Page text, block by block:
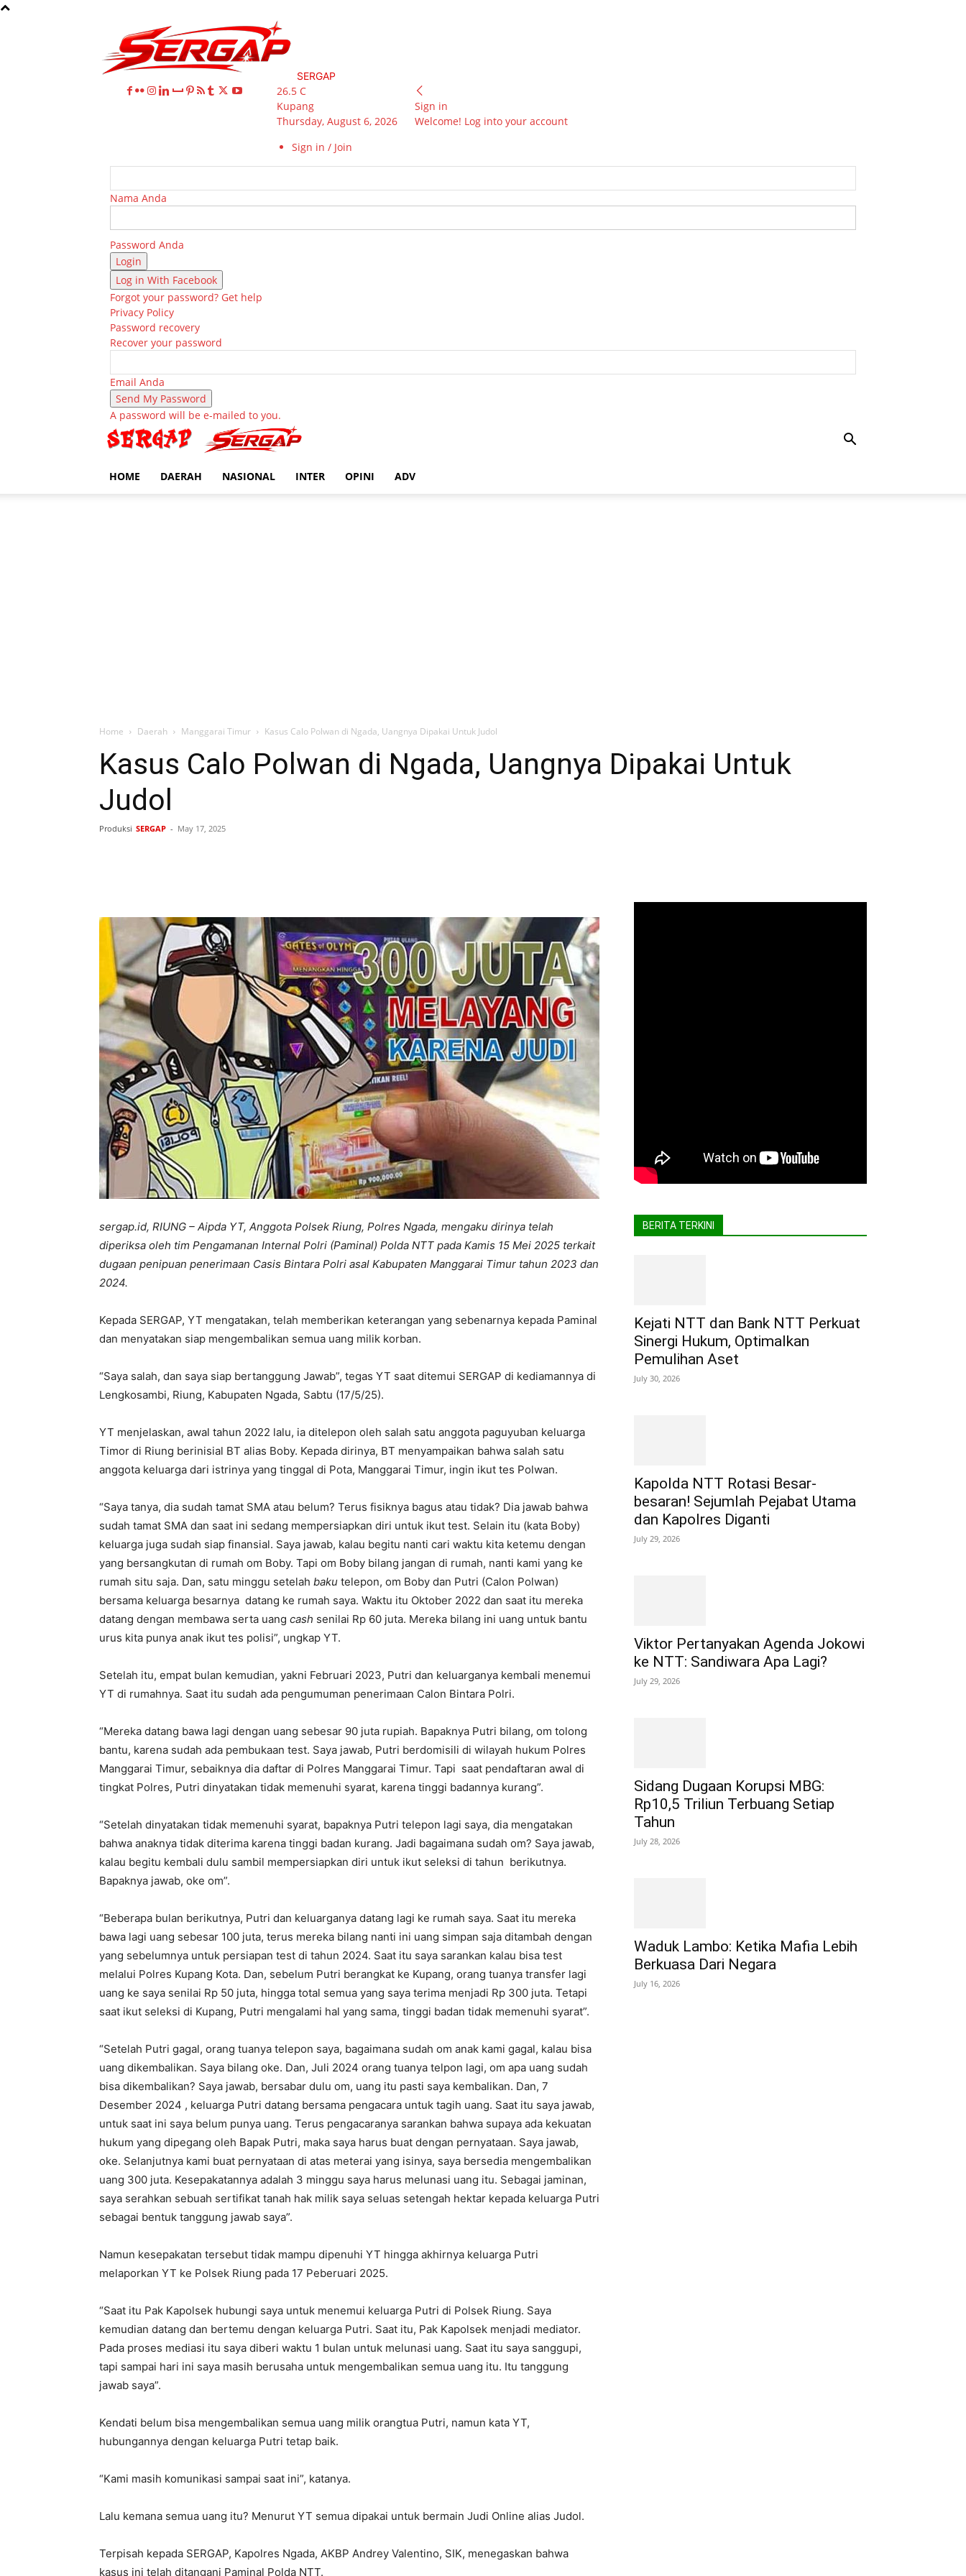
SERGAP
26.5 C
Kupang
Thursday, August 6, 2026
Sign in / Join
Sign in
Welcome! Log into your account
Nama Anda
Password Anda
Log in With Facebook
Forgot your password? Get help
Privacy Policy
Password recovery
Recover your password
Email Anda
A password will be e-mailed to you.
HOME DAERAH NASIONAL INTER OPINI ADV
Home Daerah Manggarai Timur Kasus Calo Polwan di Ngada, Uangnya Dipakai Untuk Judol
Kasus Calo Polwan di Ngada, Uangnya Dipakai Untuk
Judol
Produksi SERGAP - May 17, 2025
sergap.id, RIUNG – Aipda YT, Anggota Polsek Riung, Polres Ngada, mengaku dirinya telah
diperiksa oleh tim Pengamanan Internal Polri (Paminal) Polda NTT pada Kamis 15 Mei 2025 terkait
dugaan penipuan penerimaan Casis Bintara Polri asal Kabupaten Manggarai Timur tahun 2023 dan
2024.
Kepada SERGAP, YT mengatakan, telah memberikan keterangan yang sebenarnya kepada Paminal
dan menyatakan siap mengembalikan semua uang milik korban.
“Saya salah, dan saya siap bertanggung Jawab”, tegas YT saat ditemui SERGAP di kediamannya di
Lengkosambi, Riung, Kabupaten Ngada, Sabtu (17/5/25).
YT menjelaskan, awal tahun 2022 lalu, ia ditelepon oleh salah satu anggota paguyuban keluarga
Timor di Riung berinisial BT alias Boby. Kepada dirinya, BT menyampaikan bahwa salah satu
anggota keluarga dari istrinya yang tinggal di Pota, Manggarai Timur, ingin ikut tes Polwan.
“Saya tanya, dia sudah tamat SMA atau belum? Terus fisiknya bagus atau tidak? Dia jawab bahwa
sudah tamat SMA dan saat ini sedang mempersiapkan diri untuk ikut test. Selain itu (kata Boby)
keluarga juga sudah siap finansial. Saya jawab, kalau begitu nanti cari waktu kita ketemu dengan
yang bersangkutan di rumah om Boby. Tapi om Boby bilang jangan di rumah, nanti kami yang ke
rumah situ saja. Dan, satu minggu setelah baku telepon, om Boby dan Putri (Calon Polwan)
bersama keluarga besarnya datang ke rumah saya. Waktu itu Oktober 2022 dan saat itu mereka
datang dengan membawa serta uang cash senilai Rp 60 juta. Mereka bilang ini uang untuk bantu
urus kita punya anak ikut tes polisi”, ungkap YT.
Setelah itu, empat bulan kemudian, yakni Februari 2023, Putri dan keluarganya kembali menemui
YT di rumahnya. Saat itu sudah ada pengumuman penerimaan Calon Bintara Polri.
“Mereka datang bawa lagi dengan uang sebesar 90 juta rupiah. Bapaknya Putri bilang, om tolong
bantu, karena sudah ada pembukaan test. Saya jawab, Putri berdomisili di wilayah hukum Polres
Manggarai Timur, sebaiknya dia daftar di Polres Manggarai Timur. Tapi saat pendaftaran awal di
tingkat Polres, Putri dinyatakan tidak memenuhi syarat, karena tinggi badannya kurang”.
“Setelah dinyatakan tidak memenuhi syarat, bapaknya Putri telepon lagi saya, dia mengatakan
bahwa anaknya tidak diterima karena tinggi badan kurang. Jadi bagaimana sudah om? Saya jawab,
kalau begitu kembali dulu sambil mempersiapkan diri untuk ikut seleksi di tahun berikutnya.
Bapaknya jawab, oke om”.
“Beberapa bulan berikutnya, Putri dan keluarganya datang lagi ke rumah saya. Saat itu mereka
bawa lagi uang sebesar 100 juta, terus mereka bilang nanti ini uang simpan saja ditambah dengan
yang sebelumnya untuk persiapan test di tahun 2024. Saat itu saya sarankan kalau bisa test
melalui Polres Kupang Kota. Dan, sebelum Putri berangkat ke Kupang, orang tuanya transfer lagi
uang ke saya senilai Rp 50 juta, hingga total semua yang saya terima menjadi Rp 300 juta. Tetapi
saat ikut seleksi di Kupang, Putri mengalami hal yang sama, tinggi badan tidak memenuhi syarat”.
“Setelah Putri gagal, orang tuanya telepon saya, bagaimana sudah om anak kami gagal, kalau bisa
uang dikembalikan. Saya bilang oke. Dan, Juli 2024 orang tuanya telpon lagi, om apa uang sudah
bisa dikembalikan? Saya jawab, bersabar dulu om, uang itu pasti saya kembalikan. Dan, 7
Desember 2024 , keluarga Putri datang bersama pengacara untuk tagih uang. Saat itu saya jawab,
untuk saat ini saya belum punya uang. Terus pengacaranya sarankan bahwa supaya ada kekuatan
hukum yang dipegang oleh Bapak Putri, maka saya harus buat dengan pernyataan. Saya jawab,
oke. Selanjutnya kami buat pernyataan di atas meterai yang isinya, saya bersedia mengembalikan
uang 300 juta. Kesepakatannya adalah 3 minggu saya harus melunasi uang itu. Sebagai jaminan,
saya serahkan sebuah sertifikat tanah hak milik saya seluas setengah hektar kepada keluarga Putri
sebagai bentuk tanggung jawab saya”.
Namun kesepakatan tersebut tidak mampu dipenuhi YT hingga akhirnya keluarga Putri
melaporkan YT ke Polsek Riung pada 17 Peberuari 2025.
“Saat itu Pak Kapolsek hubungi saya untuk menemui keluarga Putri di Polsek Riung. Saya
kemudian datang dan bertemu dengan keluarga Putri. Saat itu, Pak Kapolsek menjadi mediator.
Pada proses mediasi itu saya diberi waktu 1 bulan untuk melunasi uang. Saat itu saya sanggupi,
tapi sampai hari ini saya masih berusaha untuk mengembalikan semua uang itu. Itu tanggung
jawab saya”.
Kendati belum bisa mengembalikan semua uang milik orangtua Putri, namun kata YT,
hubungannya dengan keluarga Putri tetap baik.
“Kami masih komunikasi sampai saat ini”, katanya.
Lalu kemana semua uang itu? Menurut YT semua dipakai untuk bermain Judi Online alias Judol.
Terpisah kepada SERGAP, Kapolres Ngada, AKBP Andrey Valentino, SIK, menegaskan bahwa
kasus ini telah ditangani Paminal Polda NTT.
BERITA TERKINI
Kejati NTT dan Bank NTT Perkuat
Sinergi Hukum, Optimalkan
Pemulihan Aset
July 30, 2026
Kapolda NTT Rotasi Besar-
besaran! Sejumlah Pejabat Utama
dan Kapolres Diganti
July 29, 2026
Viktor Pertanyakan Agenda Jokowi
ke NTT: Sandiwara Apa Lagi?
July 29, 2026
Sidang Dugaan Korupsi MBG:
Rp10,5 Triliun Terbuang Setiap
Tahun
July 28, 2026
Waduk Lambo: Ketika Mafia Lebih
Berkuasa Dari Negara
July 16, 2026